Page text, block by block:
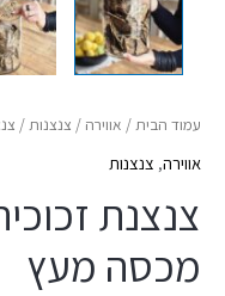
עמוד הבית/ אווירה / צנצנות/
אווירה, צנצנות
צנצנת
מכסה מעץ